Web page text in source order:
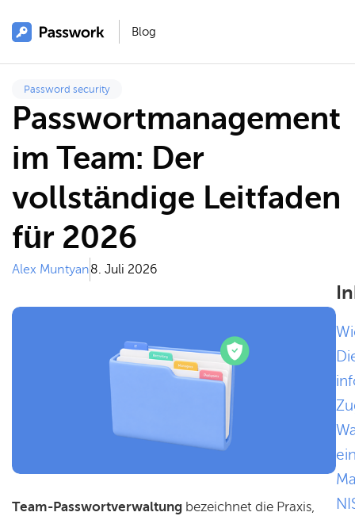
Blog
Password security
Passwortmanagement
im Team: Der
vollständige Leitfaden
für 2026
Alex Muntyan8. Juli 2026
Team-Passwortverwaltung bezeichnet die Praxis,